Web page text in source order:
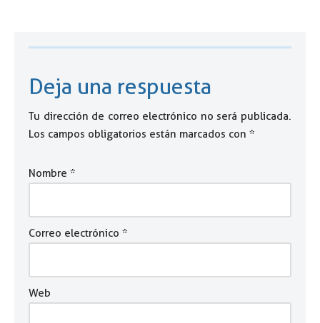
Deja una respuesta
Tu dirección de correo electrónico no será publicada.
Los campos obligatorios están marcados con *
Nombre *
Correo electrónico *
Web